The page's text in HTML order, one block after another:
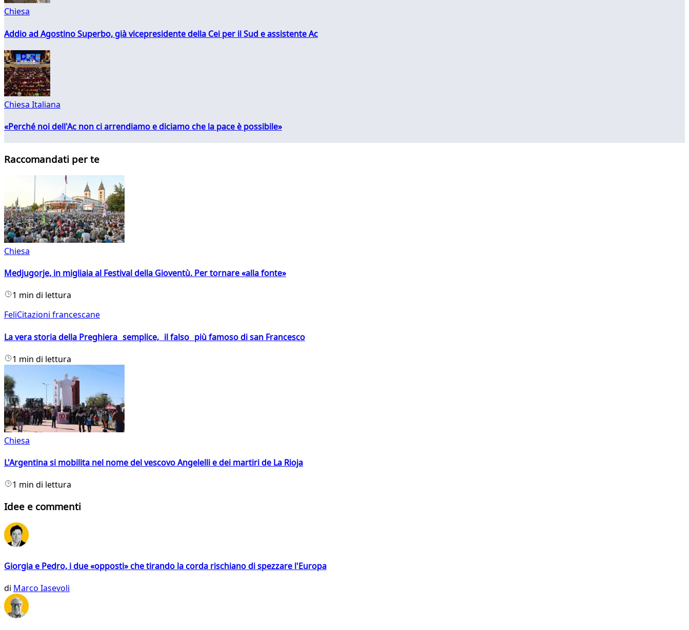
Chiesa
Addio ad Agostino Superbo, già vicepresidente della Cei per il Sud e assistente Ac
Chiesa Italiana
«Perché noi dell'Ac non ci arrendiamo e diciamo che la pace è possibile»
Raccomandati per te
Chiesa
Medjugorje, in migliaia al Festival della Gioventù. Per tornare «alla fonte»
1 min di lettura
FeliCitazioni francescane
La vera storia della Preghiera semplice, il falso più famoso di san Francesco
1 min di lettura
Chiesa
L'Argentina si mobilita nel nome del vescovo Angelelli e dei martiri de La Rioja
1 min di lettura
Idee e commenti
Giorgia e Pedro, i due «opposti» che tirando la corda rischiano di spezzare l'Europa
di Marco Iasevoli